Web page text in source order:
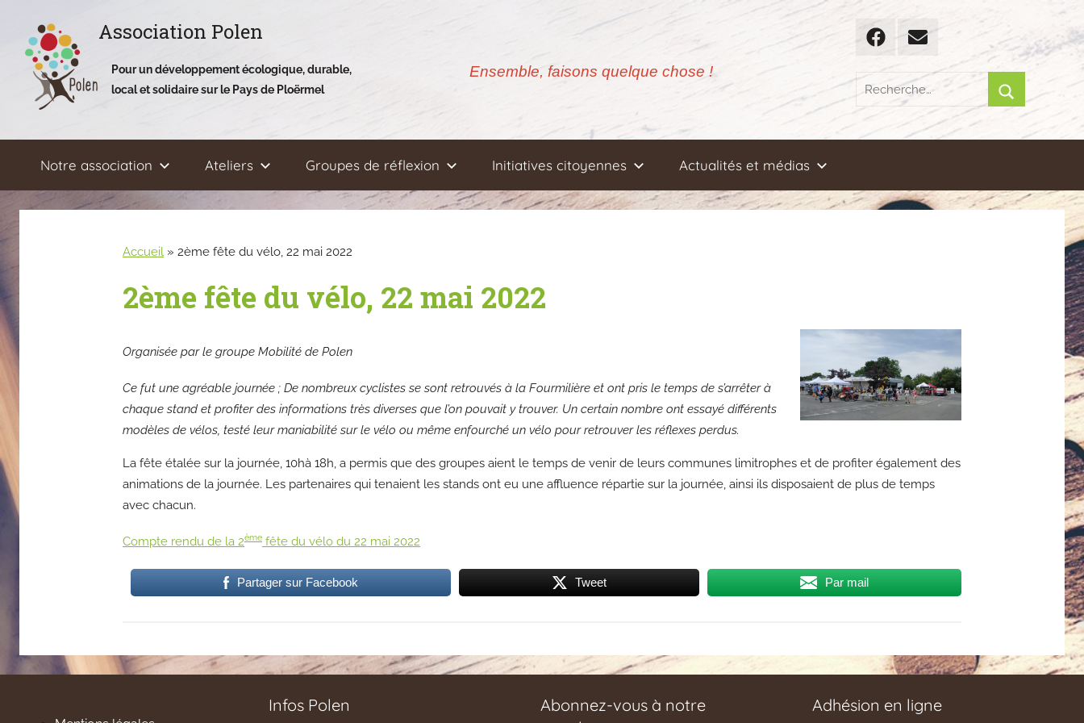
contenu
Association Polen
Pour un développement écologique, durable,
local et solidaire sur le Pays de Ploërmel
Ensemble, faisons quelque chose !
FacebookEmail
Recherche
pour
Rechercher
Notre association Ateliers Groupes de réflexion Initiatives citoyennes Actualités et médias
Accueil » 2ème fête du vélo, 22 mai 2022
2ème fête du vélo, 22 mai 2022
Organisée par le groupe Mobilité de Polen
Ce fut une agréable journée ; De nombreux cyclistes se sont retrouvés à la Fourmilière et ont pris le temps de s’arrêter à
chaque stand et profiter des informations très diverses que l’on pouvait y trouver. Un certain nombre ont essayé différents
modèles de vélos, testé leur maniabilité sur le vélo ou même enfourché un vélo pour retrouver les réflexes perdus.
La fête étalée sur la journée, 10hà 18h, a permis que des groupes aient le temps de venir de leurs communes limitrophes et de profiter également des
animations de la journée. Les partenaires qui tenaient les stands ont eu une affluence répartie sur la journée, ainsi ils disposaient de plus de temps
avec chacun.
Compte rendu de la 2ème fête du vélo du 22 mai 2022
Partager sur Facebook Tweet Par mail
Infos Polen
Abonnez-vous à notre
Adhésion en ligne